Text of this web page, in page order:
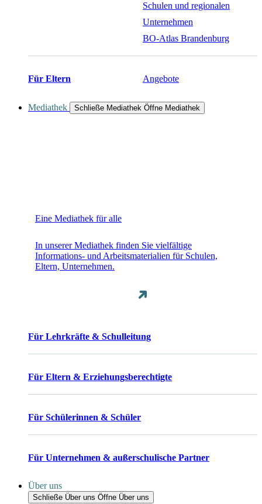
Schulen und regionalen
Unternehmen
BO-Atlas Brandenburg
Für Eltern Angebote
Mediathek Schließe Mediathek Öffne Mediathek
Eine Mediathek für alle
In unserer Mediathek finden Sie vielfältige
Informations- und Arbeitsmaterialien für Schulen,
Eltern, Unternehmen.
Für Lehrkräfte & Schulleitung
Für Eltern & Erziehungsberechtigte
Für Schülerinnen & Schüler
Für Unternehmen & außerschulische Partner
Über uns
Schließe Über uns Öffne Über uns